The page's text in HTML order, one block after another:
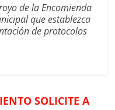
de la Encomienda
que establezca
de protocolos
SOLICITE A